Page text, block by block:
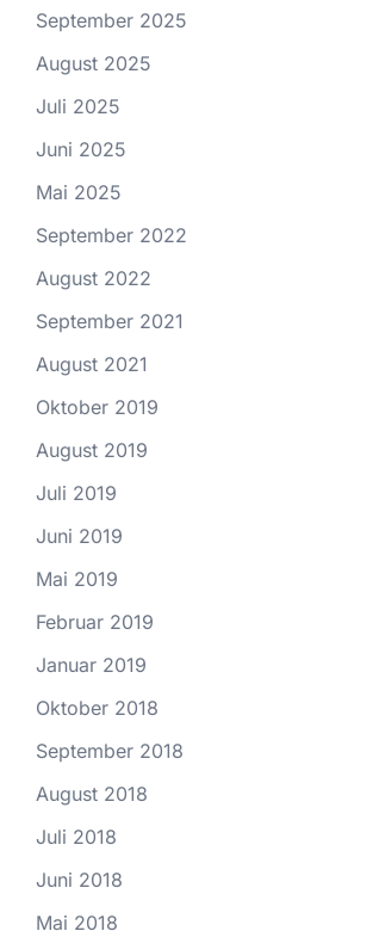
September 2025
August 2025
Juli 2025
Juni 2025
Mai 2025
September 2022
August 2022
September 2021
August 2021
Oktober 2019
August 2019
Juli 2019
Juni 2019
Mai 2019
Februar 2019
Januar 2019
Oktober 2018
September 2018
August 2018
Juli 2018
Juni 2018
Mai 2018